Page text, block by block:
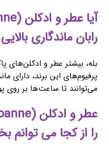
رابان ماندگاری
بله، بیشتر عطر و ادکلن‌های
پرفیوم‌های این برند، دارای
می‌توانند تا ساعت‌ها بر روی
را از کجا می توانم